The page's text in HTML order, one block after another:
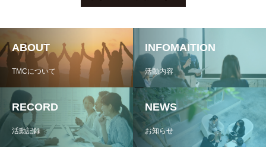
ABOUT
TMCについて
INFOMAITION
活動内容
RECORD
活動記録
NEWS
お知らせ